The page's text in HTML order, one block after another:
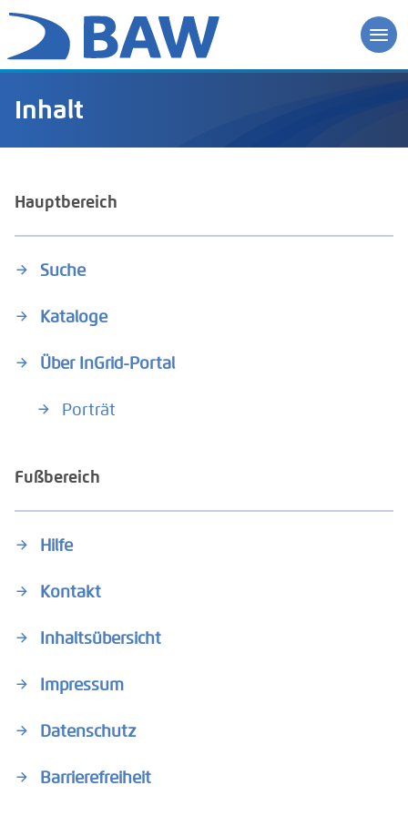
Inhalt
Hauptbereich
Suche
Kataloge
Über InGrid-Portal
Porträt
Fußbereich
Hilfe
Kontakt
Inhaltsübersicht
Impressum
Datenschutz
Barrierefreiheit